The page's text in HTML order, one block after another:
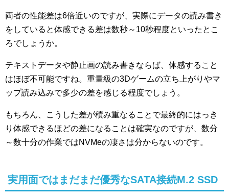
両者の性能差は6倍近いのですが、実際にデータの読み書き
をしていると体感できる差は数秒～10秒程度といったとこ
ろでしょうか。
テキストデータや静止画の読み書きならば、体感すること
はほぼ不可能ですね。重量級の3Dゲームの立ち上がりやマ
ップ読み込みで多少の差を感じる程度でしょう。
もちろん、こうした差が積み重なることで最終的にはっき
り体感できるほどの差になることは確実なのですが、数分
～数十分の作業ではNVMeの凄さは分からないのです。
実用面ではまだまだ優秀なSATA接続M.2 SSD